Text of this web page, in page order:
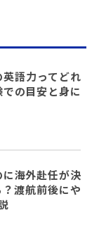
語力ってどれ
の目安と身に
海外赴任が決
渡航前後にや